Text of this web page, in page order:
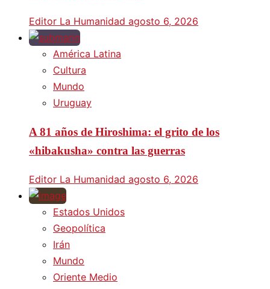
Editor La Humanidad agosto 6, 2026
América Latina
Cultura
Mundo
Uruguay
A 81 años de Hiroshima: el grito de los
«hibakusha» contra las guerras
Editor La Humanidad agosto 6, 2026
Estados Unidos
Geopolítica
Irán
Mundo
Oriente Medio